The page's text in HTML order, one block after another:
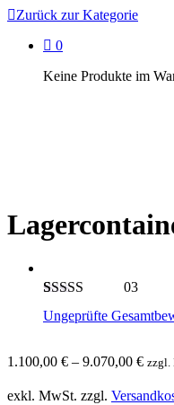
Zurück zurKategorie
0
Keine Produkte im
Bewertet mit
5.00von 5,
3
03
Ungeprüfte
1.100,00 € – 9.070,00 € zzgl.
exkl. MwSt. zzgl.